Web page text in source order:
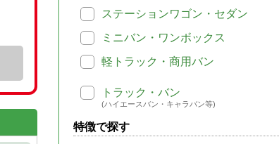
ステーションワゴン・セダン
ミニバン・ワンボックス
軽トラック・商用バン
トラック・バン
(ハイエースバン・キャラバン等)
特徴で探す